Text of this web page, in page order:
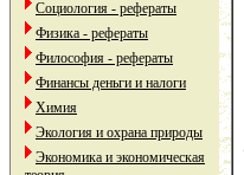
Социология - рефераты
Физика - рефераты
Философия - рефераты
Финансы деньги и налоги
Химия
Экология и охрана природы
Экономика и экономическая